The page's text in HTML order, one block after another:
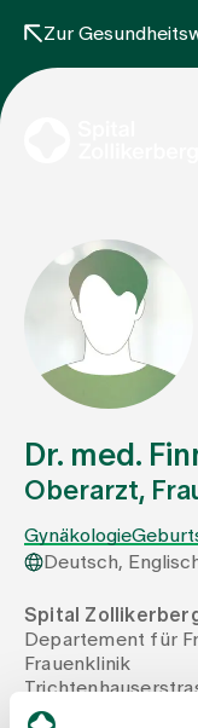
Zur
Fachbereiche
Aufenthalt
Team
Zuweisende
Events
Dr. med.
Oberarzt,
Gynäkologie
Deutsch,
Spital
Departement für
Frauenklinik
8125 Zollikerberg